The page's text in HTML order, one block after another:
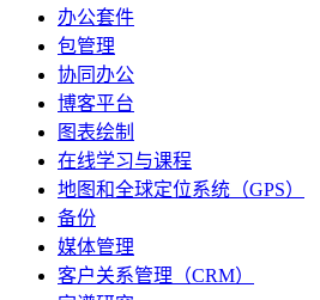
办公套件
包管理
协同办公
博客平台
图表绘制
在线学习与课程
地图和全球定位系统（GPS）
备份
媒体管理
客户关系管理（CRM）